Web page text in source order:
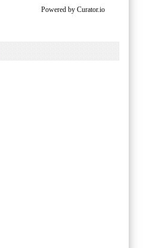
Powered by Curator.io